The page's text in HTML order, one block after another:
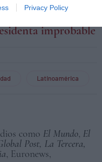
Privacy Policy
improbable
Latinoamérica
como El Mundo, El
Post, La Tercera,
, Euronews,